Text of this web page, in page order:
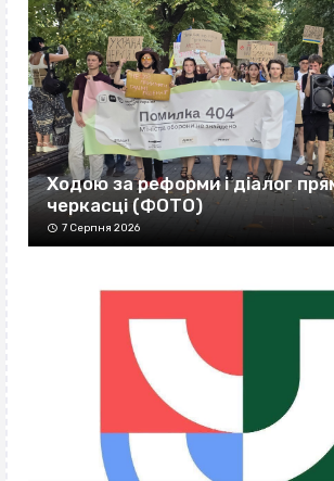
Ходою за реформи і діалог
черкасці (ФОТО)
7 Серпня 2026